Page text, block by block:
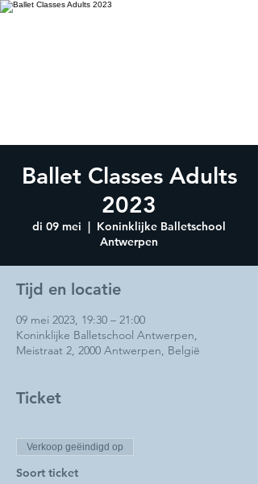
Ballet Classes Adults
2023
di 09 mei
  |
Koninklijke Balletschool
Antwerpen
Tijd en locatie
09 mei 2023, 19:30 – 21:00
Koninklijke Balletschool Antwerpen,
Meistraat 2, 2000 Antwerpen, België
Ticket
Verkoop geëindigd op
Soort ticket